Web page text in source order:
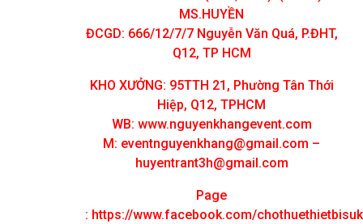
MS.HUYỀN
ĐCGD: 666/12/7/7 Nguyễn Văn Quá, P.ĐHT,
Q12, TP HCM
KHO XƯỞNG: 95TTH 21, Phường Tân Thới
Hiệp, Q12, TPHCM
WB: www.nguyenkhangevent.com
M: eventnguyenkhang@gmail.com –
huyentrant3h@gmail.com
Page
: https://www.facebook.com/